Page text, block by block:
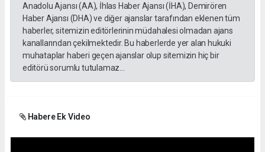
Anadolu Ajansı (AA), İhlas Haber Ajansı (İHA), Demirören
Haber Ajansı (DHA) ve diğer ajanslar tarafından eklenen tüm
haberler, sitemizin editörlerinin müdahalesi olmadan ajans
kanallarından çekilmektedir. Bu haberlerde yer alan hukuki
muhataplar haberi geçen ajanslar olup sitemizin hiç bir
editörü sorumlu tutulamaz...
Habere Ek Video